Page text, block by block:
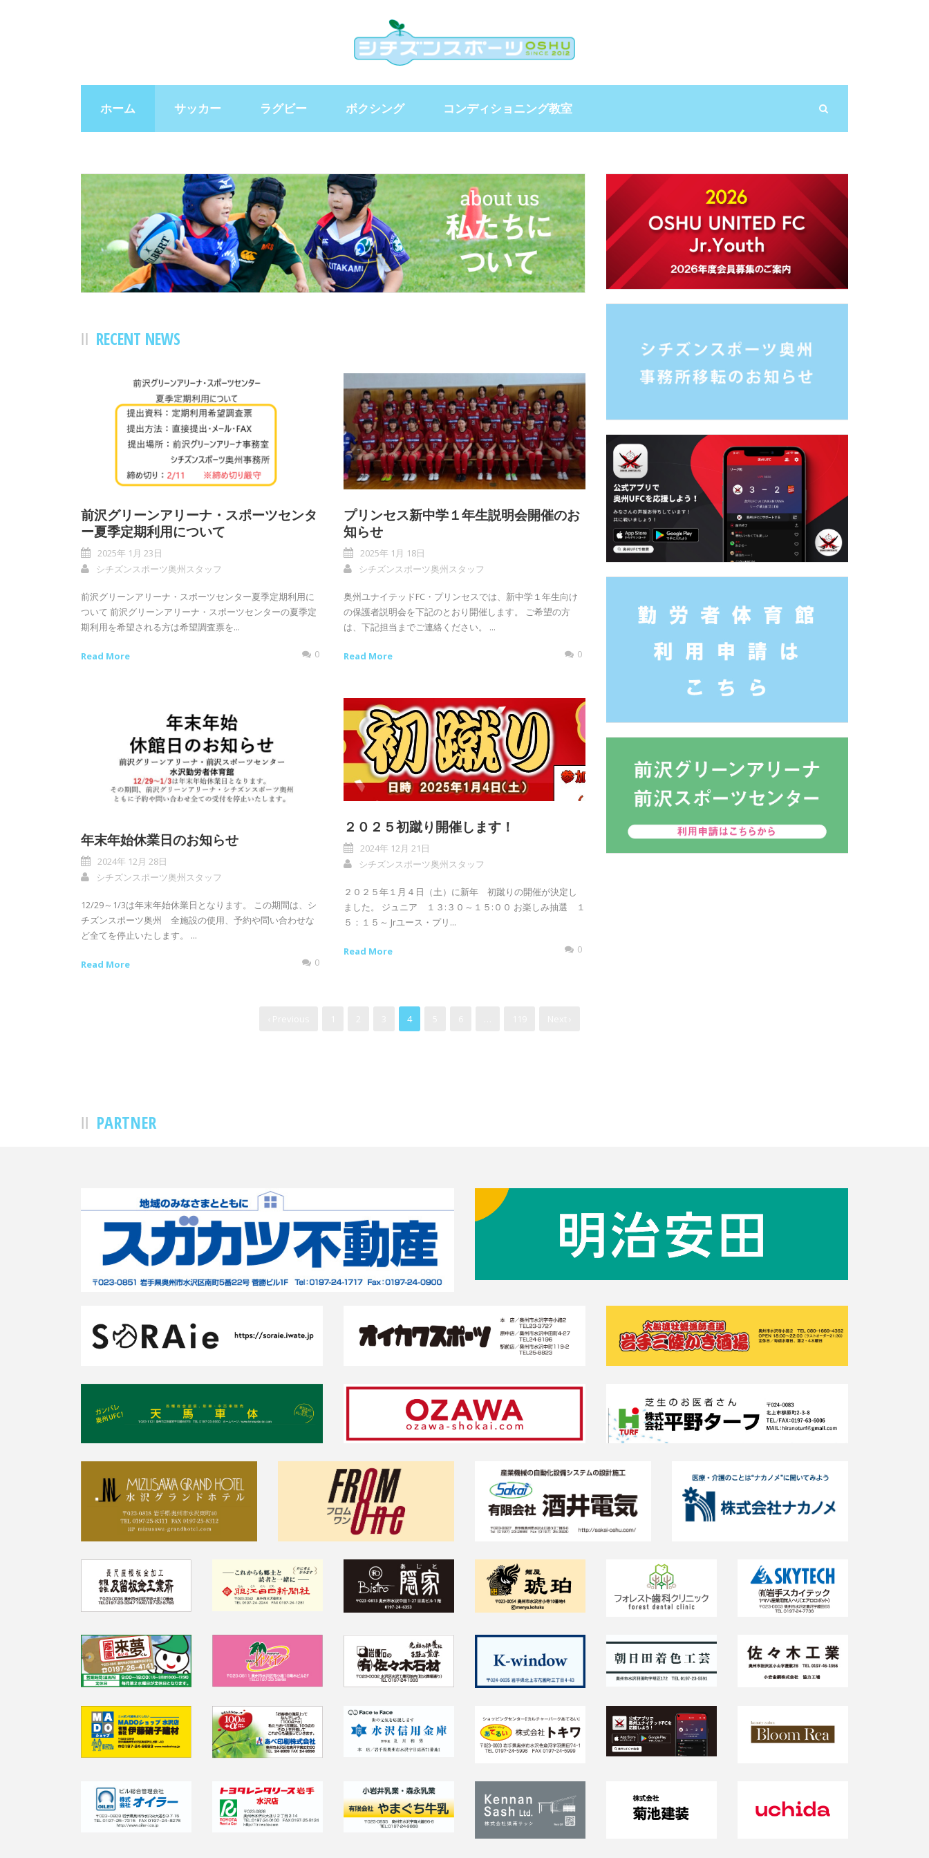
ホーム サッカー ラグビー ボクシング コンディショニング教室
RECENT NEWS
前沢グリーンアリーナ・スポーツセンタ
ー夏季定期利用について
2025年 1月 23日
シチズンスポーツ奥州スタッフ
前沢グリーンアリーナ・スポーツセンター夏季定期利用に
ついて 前沢グリーンアリーナ・スポーツセンターの夏季定
期利用を希望される方は希望調査票を...
Read More 0
プリンセス新中学１年生説明会開催のお
知らせ
2025年 1月 18日
シチズンスポーツ奥州スタッフ
奥州ユナイテッドFC・プリンセスでは、新中学１年生向け
の保護者説明会を下記のとおり開催します。 ご希望の方
は、下記担当までご連絡ください。 ...
Read More 0
年末年始休業日のお知らせ
2024年 12月 28日
シチズンスポーツ奥州スタッフ
12/29～1/3は年末年始休業日となります。 この期間は、シ
チズンスポーツ奥州 全施設の使用、予約や問い合わせな
ど全てを停止いたします。 ...
Read More 0
２０２５初蹴り開催します！
2024年 12月 21日
シチズンスポーツ奥州スタッフ
２０２５年１月４日（土）に新年 初蹴りの開催が決定し
ました。 ジュニア １３:３０～１５:００ お楽しみ抽選 １
５：１５～ Jrユース・プリ...
Read More 0
4
PARTNER